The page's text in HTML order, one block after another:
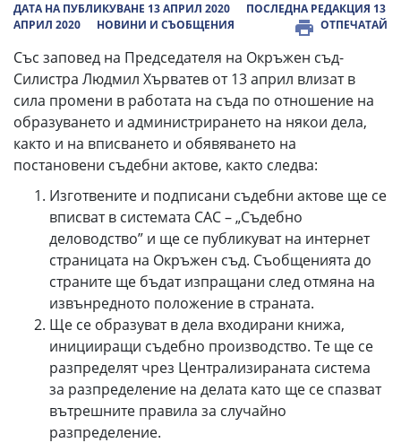
ДАТА НА ПУБЛИКУВАНЕ 13 АПРИЛ 2020
ПОСЛЕДНА РЕДАКЦИЯ 13
АПРИЛ 2020
НОВИНИ И СЪОБЩЕНИЯ ОТПЕЧАТАЙ
Със заповед на Председателя на Окръжен съд-
Силистра Людмил Хърватев от 13 април влизат в
сила промени в работата на съда по отношение на
образуването и администрирането на някои дела,
както и на вписването и обявяването на
постановени съдебни актове, както следва:
Изготвените и подписани съдебни актове ще се
вписват в системата САС – „Съдебно
деловодство” и ще се публикуват на интернет
страницата на Окръжен съд. Съобщенията до
страните ще бъдат изпращани след отмяна на
извънредното положение в страната.
Ще се образуват в дела входирани книжа,
иницииращи съдебно производство. Те ще се
разпределят чрез Централизираната система
за разпределение на делата като ще се спазват
вътрешните правила за случайно
разпределение.